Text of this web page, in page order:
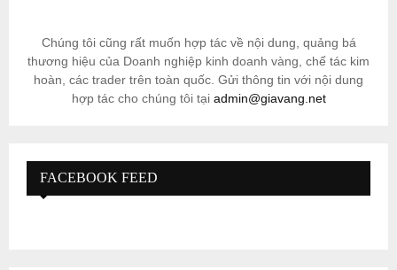
Chúng tôi cũng rất muốn hợp tác về nội dung, quảng bá
thương hiệu của Doanh nghiệp kinh doanh vàng, chế tác kim
hoàn, các trader trên toàn quốc. Gửi thông tin với nội dung
hợp tác cho chúng tôi tại admin@giavang.net
FACEBOOK FEED